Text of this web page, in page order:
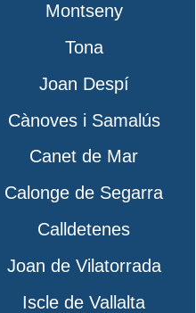
Montseny
Tona
Joan Despí
Cànoves i Samalús
Canet de Mar
Calonge de Segarra
Calldetenes
Joan de Vilatorrada
Iscle de Vallalta